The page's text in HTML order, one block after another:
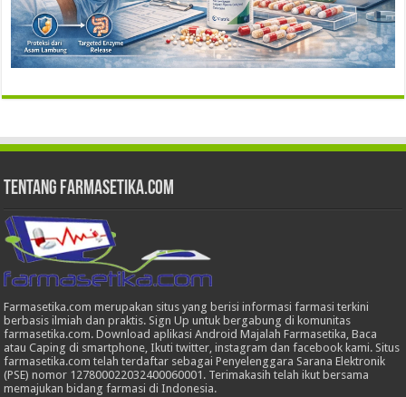
Tentang Farmasetika.com
Farmasetika.com merupakan situs yang berisi informasi farmasi terkini
berbasis ilmiah dan praktis. Sign Up untuk bergabung di komunitas
farmasetika.com. Download aplikasi Android Majalah Farmasetika, Baca
atau Caping di smartphone, Ikuti twitter, instagram dan facebook kami. Situs
farmasetika.com telah terdaftar sebagai Penyelenggara Sarana Elektronik
(PSE) nomor 127800022032400060001. Terimakasih telah ikut bersama
memajukan bidang farmasi di Indonesia.